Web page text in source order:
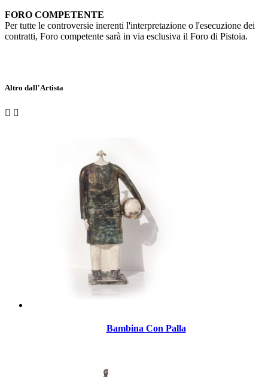
FORO COMPETENTE
Per tutte le controversie inerenti l'interpretazione o l'esecuzione dei
contratti, Foro competente sarà in via esclusiva il Foro di Pistoia.
Altro dall'Artista
 
Bambina Con Palla